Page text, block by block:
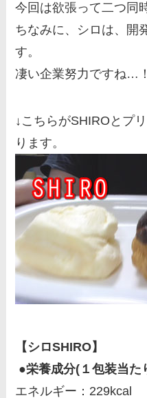
今回は欲張って二つ同
ちなみに、シロは、開
す。
凄い企業努力ですね…
↓こちらがSHIROとプ
ります。
【シロSHIRO】
●栄養成分(１包装当た
エネルギー：229kcal